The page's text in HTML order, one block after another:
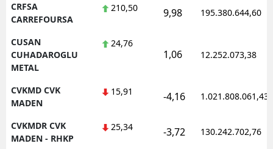
CRFSA
CARREFOURSA
210,50 9,98 195.380.644,60
CUSAN
CUHADAROGLU
METAL
24,76
1,06 12.252.073,38
CVKMD CVK
MADEN
15,91 -4,16 1.021.808.061,43
CVKMDR CVK
MADEN - RHKP
25,34 -3,72 130.242.702,76